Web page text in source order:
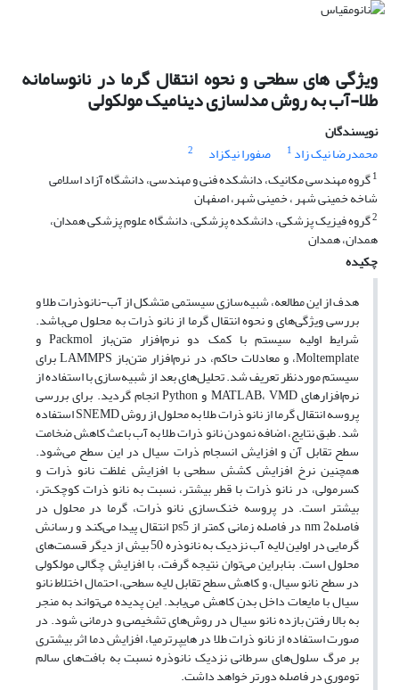
ویژگی های سطحی و نحوه انتقال گرما در نانوسامانه
طلا-آب به روش مدلسازی دینامیک مولکولی
نویسندگان
محمدرضا نیک زاد 1 صفورا نیکزاد
2
1گروه مهندسی مکانیک، دانشکده فنی و مهندسی، دانشگاه آزاد اسلامی
شاخه خمینی شهر ، خمینی شهر، اصفهان
2گروه فیزیک پزشکی، دانشکده پزشکی، دانشگاه علوم پزشکی همدان،
همدان، همدان
چکیده
هدف از این مطالعه، شبیه‌سازی سیستمی متشکل از آب-نانوذرات طلا و
بررسی ویژگی‌های و نحوه انتقال گرما از نانو ذرات به محلول می‌باشد.
شرایط اولیه سیستم با کمک دو نرم‌افزار متن‌باز Packmol و
Moltemplate، و معادلات حاکم، در نرم‌افزار متن‌باز LAMMPS برای
سیستم موردنظر تعریف شد. تحلیل‌های بعد از شبیه‌سازی با استفاده از
نرم‌افزارهای MATLAB، VMD و Python انجام گردید. برای بررسی
پروسه انتقال گرما از نانو ذرات طلا به محلول از روش SNEMD استفاده
شد. طبق نتایج، اضافه نمودن نانو ذرات طلا به آب باعث کاهش ضخامت
سطح تقابل آن و افزایش انسجام ذرات سیال در این سطح می‌شود.
همچنین نرخ افزایش کشش سطحی با افزایش غلظت نانو ذرات و
کسرمولی، در نانو ذرات با قطر بیشتر، نسبت به نانو ذرات کوچک‌تر،
بیشتر است. در پروسه خنک‌سازی نانو ذرات، گرما در محلول در
فاصلهnm 2 در فاصله زمانی کمتر از ps5 انتقال پیدا می‌کند و رسانش
گرمایی در اولین لایه آب نزدیک به نانوذره 50 بیش از دیگر قسمت‌های
محلول است. بنابراین می‌توان نتیجه گرفت، با افزایش چگالی مولکولی
در سطح نانو سیال، و کاهش سطح تقابل لایه سطحی، احتمال اختلاط نانو
سیال با مایعات داخل بدن کاهش می‌یابد. این پدیده می‌تواند به منجر
به بالا رفتن بازده نانو سیال در روش‌های تشخیصی و درمانی شود. در
صورت استفاده از نانو ذرات طلا در هایپرترمیا، افزایش دما اثر بیشتری
بر مرگ سلول‌های سرطانی نزدیک نانوذره نسبت به بافت‌های سالم
توموری در فاصله دورتر خواهد داشت.